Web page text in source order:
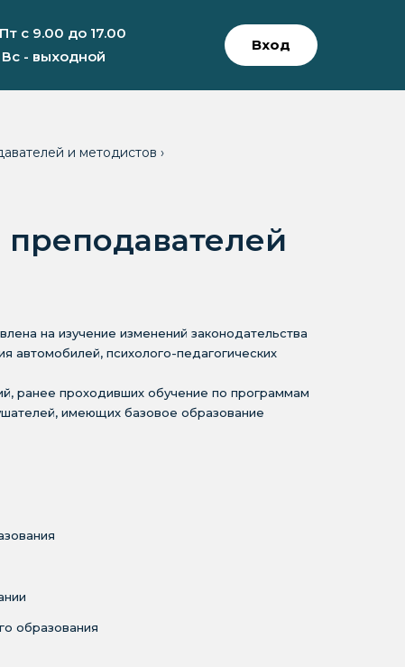
с 9.00 до 17.00
- выходной
Вход
и методистов ›
на изучение изменений законодательства
автомобилей, психолого-педагогических
ранее проходивших обучение по программам
имеющих базовое образование
образования